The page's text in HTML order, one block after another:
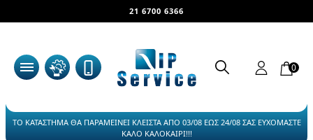
21 6700 6366
0
ΤΟ ΚΑΤΑΣΤΗΜΑ ΘΑ ΠΑΡΑΜΕΙΝΕΙ ΚΛΕΙΣΤΑ ΑΠΟ 03/08 ΕΩΣ 24/08 ΣΑΣ ΕΥΧΟΜΑΣΤΕ
ΚΑΛΟ ΚΑΛΟΚΑΙΡΙ!!!